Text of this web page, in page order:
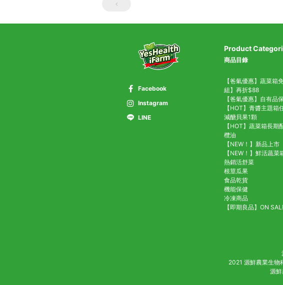
Facebook
Instagram
LINE
Product
商品目錄
【爸氣優惠】蔬菜箱
組】再折$88
【爸氣優惠】自有品
【HOT】青醬主題箱
減醣貝果1顆
【HOT】蔬菜箱長期
欖油
【NEW！】新品上市
【NEW！】鮮活蔬菜
熱銷活舒菜
根莖瓜果
食品乾貨
機能保健
冷凍商品
【即期良品】ON
2021 源鮮農業生物
源